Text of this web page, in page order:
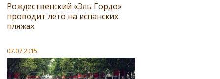
Рождественский «Эль Гордо»
проводит лето на испанских
пляжах
07.07.2015